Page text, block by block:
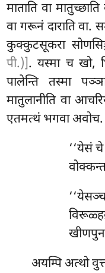
माताति वा
वा गरूनं दाराति
कुक्कुटसूकरा
पी.)]. यस्मा च खो,
पालेन्ति तस्मा
मातुलानीति वा
एतमत्थं भगवा अवोच.
‘‘येसंचे
अयम्पि अत्थो